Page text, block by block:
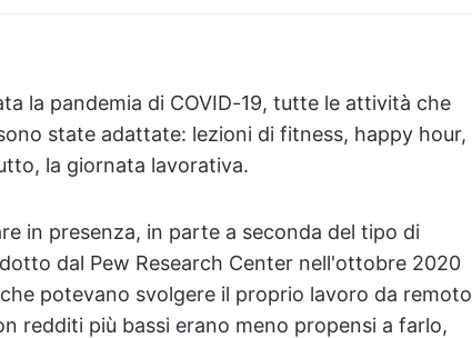
la pandemia di COVID-19, tutte le attività che
state adattate: lezioni di fitness, happy hour,
la giornata lavorativa.
in presenza, in parte a seconda del tipo di
dal Pew Research Center nell'ottobre 2020
che potevano svolgere il proprio lavoro da remoto
redditi più bassi erano meno propensi a farlo,